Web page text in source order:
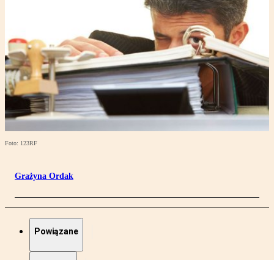
Foto: 123RF
Grażyna Ordak
Powiązane